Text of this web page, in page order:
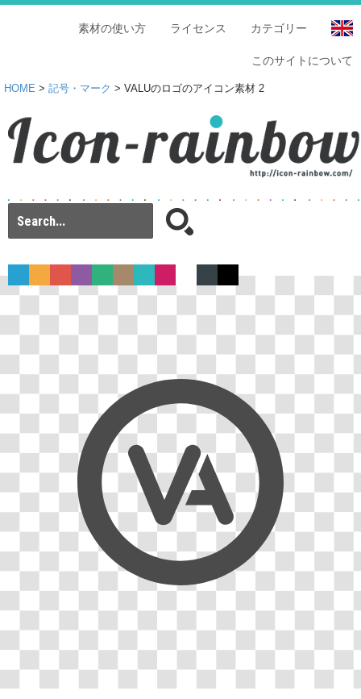
カテゴリー
ライセンス
素材の使い方
このサイトについて
HOME > 記号・マーク > VALUのロゴのアイコン素材 2